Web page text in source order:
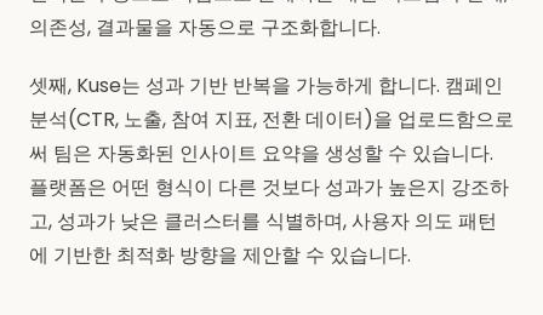
의존성, 결과물을 자동으로 구조화합니다.
셋째, Kuse는 성과 기반 반복을 가능하게 합니다. 캠페인
분석(CTR, 노출, 참여 지표, 전환 데이터)을 업로드함으로
써 팀은 자동화된 인사이트 요약을 생성할 수 있습니다.
플랫폼은 어떤 형식이 다른 것보다 성과가 높은지 강조하
고, 성과가 낮은 클러스터를 식별하며, 사용자 의도 패턴
에 기반한 최적화 방향을 제안할 수 있습니다.